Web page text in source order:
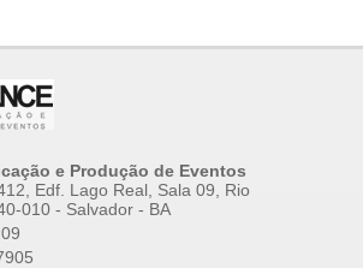
e Produção de Eventos
Edf. Lago Real, Sala 09, Rio
010 - Salvador - BA